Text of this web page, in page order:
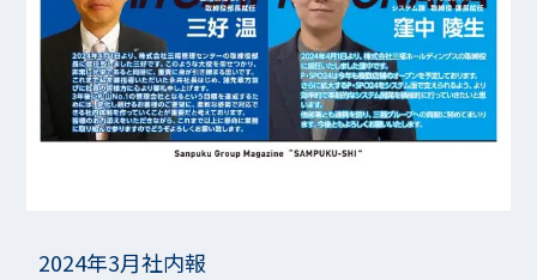
2024年3月社内報